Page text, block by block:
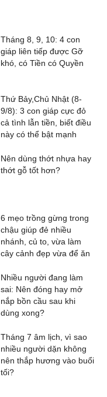
Tháng 8, 9, 10: 4 con
giáp liên tiếp được Gỡ
khó, có Tiền có Quyền
Thứ Bảy,Chủ Nhật (8-
9/8): 3 con giáp cực đỏ
cả tình lẫn tiền, biết điều
này có thể bật mạnh
Nên dùng thớt nhựa hay
thớt gỗ tốt hơn?
6 mẹo trồng gừng trong
chậu giúp đẻ nhiều
nhánh, củ to, vừa làm
cây cảnh đẹp vừa để ăn
Nhiều người đang làm
sai: Nên đóng hay mở
nắp bồn cầu sau khi
dùng xong?
Tháng 7 âm lịch, vì sao
nhiều người dặn không
nên thắp hương vào buổi
tối?